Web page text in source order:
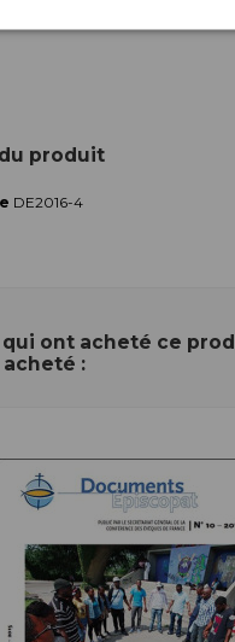
produit
DE2016-4
ont acheté ce
: